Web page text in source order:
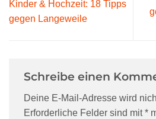
Kinder & Hochzeit: 18 Tipps
gegen Langeweile
Schreibe einen
Deine E-Mail-Adresse wird
Erforderliche Felder sind mit*